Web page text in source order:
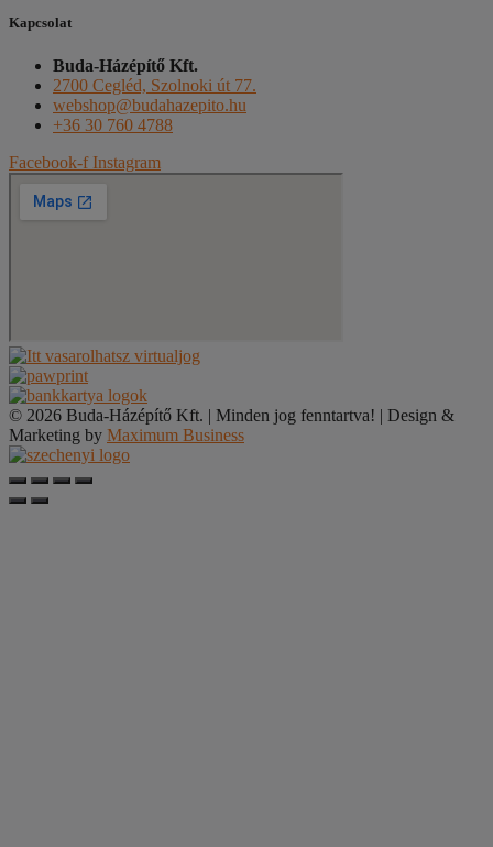
Kapcsolat
Buda-Házépítő Kft.
2700 Cegléd, Szolnoki út 77.
webshop@budahazepito.hu
+36 30 760 4788
Facebook-f Instagram
© 2026 Buda-Házépítő Kft. | Minden jog fenntartva! | Design &
Marketing by Maximum Business